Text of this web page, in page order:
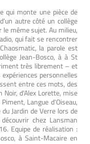
qui monte une pièce de
autre côté un collège
même sujet. Au milieu,
qui fait se rencontrer
la parole est
Jean-Bosco, à à St
très librement – et
personnelles
entre ces mots, des
d'Alex Lorette, mise
Langue d'Oiseau,
Jardin de Verre lors de
chez Lansman
Equipe de réalisation :
à Saint-Macaire en